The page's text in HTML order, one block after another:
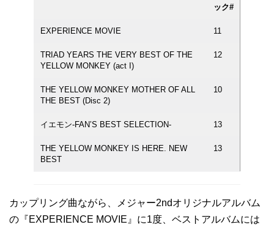
ック#
EXPERIENCE MOVIE 11
TRIAD YEARS THE VERY BEST OF THE
YELLOW MONKEY (act I)
12
THE YELLOW MONKEY MOTHER OF ALL
THE BEST (Disc 2)
10
イエモン-FAN’S BEST SELECTION- 13
THE YELLOW MONKEY IS HERE. NEW
BEST
13
カップリング曲ながら、メジャー2ndオリジナルアルバム
の『EXPERIENCE MOVIE』に1度、ベストアルバムには